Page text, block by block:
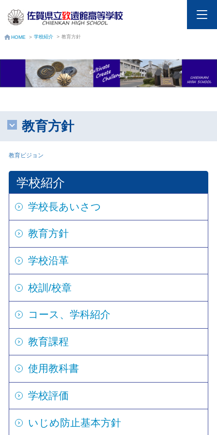
HOME > 学校紹介 > 教育方針
教育方針
教育ビジョン
学校紹介
学校長あいさつ
教育方針
学校沿革
校訓/校章
コース、学科紹介
教育課程
使用教科書
学校評価
いじめ防止基本方針